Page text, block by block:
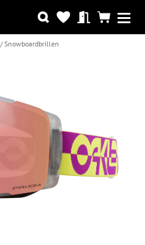
Snowboardbrillen